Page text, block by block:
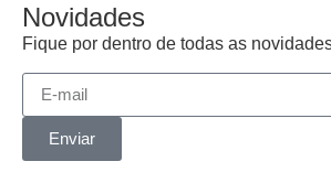
Novidades
Fique por dentro de todas as
Enviar